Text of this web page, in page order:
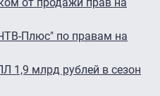
от продажи прав на
Плюс" по правам на
1,9 млрд рублей в сезон